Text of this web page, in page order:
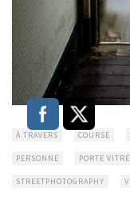
À TRAVERS COURSE
PERSONNE PORTE
STREETPHOTOGRAPHY